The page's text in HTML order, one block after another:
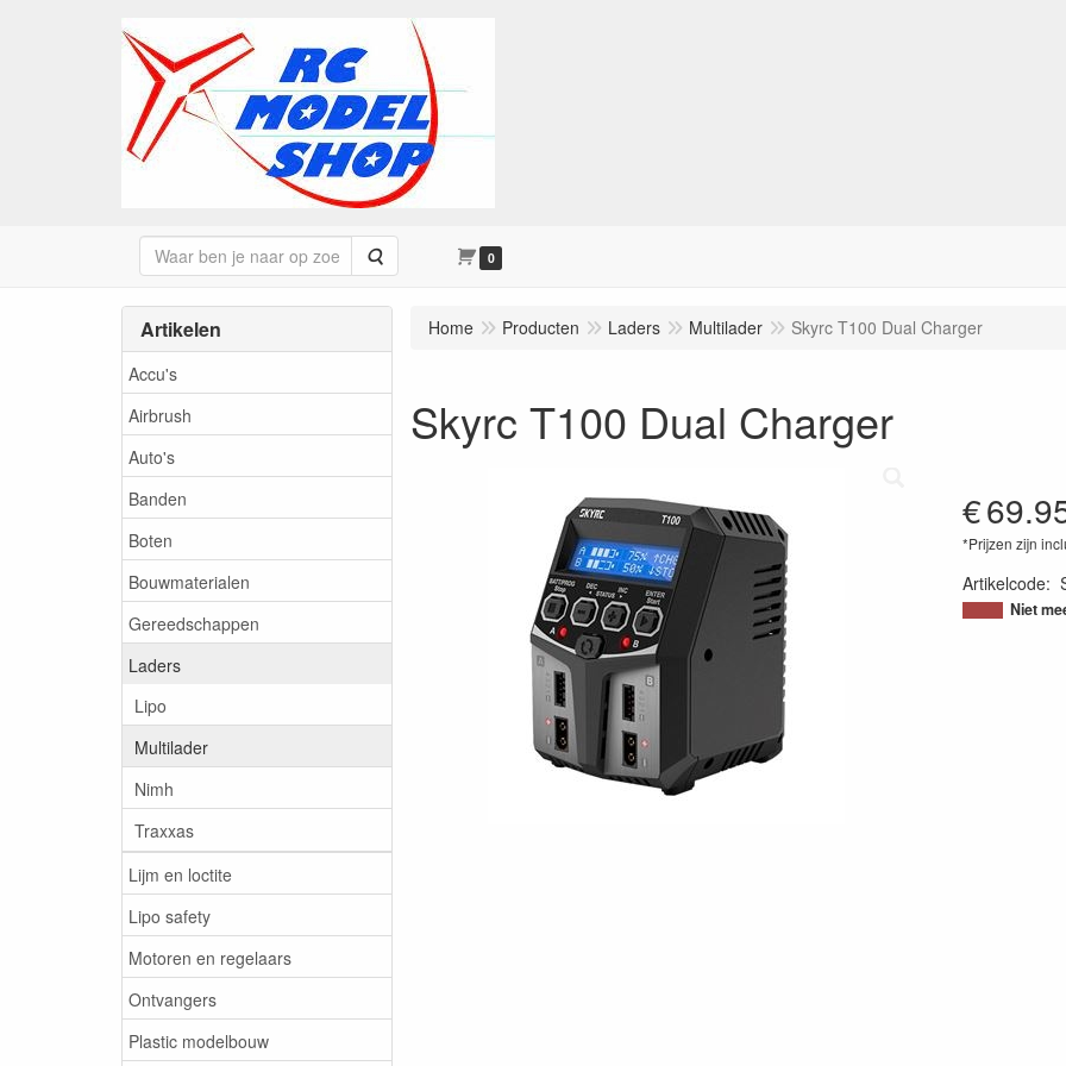
Zoeken 0
Artikelen
Accu's
Airbrush
Auto's
Banden
Boten
Bouwmaterialen
Gereedschappen
Laders
Lipo
Multilader
Nimh
Traxxas
Lijm en loctite
Lipo safety
Motoren en regelaars
Ontvangers
Plastic modelbouw
Home Producten Laders Multilader Skyrc T100 Dual Charger
Skyrc T100 Dual Charger
€
*Prijzen zijn
Artikelcode:
Niet